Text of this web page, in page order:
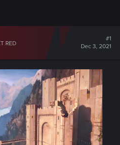
RED
#1
Dec 3, 2021